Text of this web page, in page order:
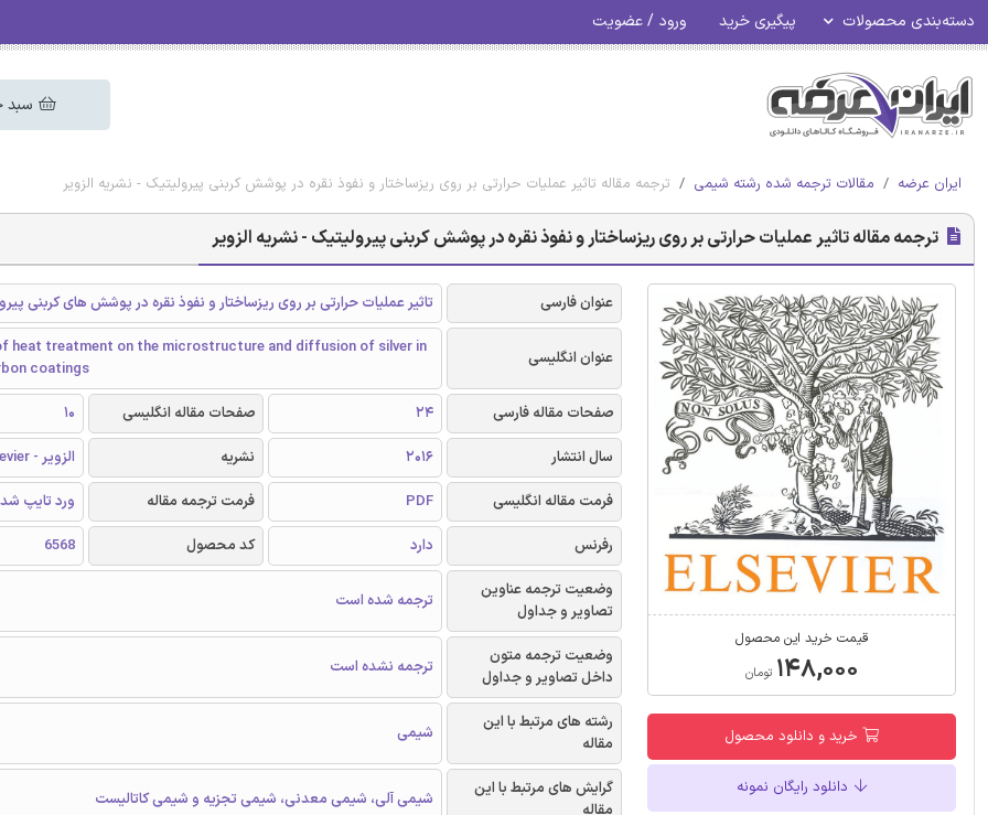
دسته‌بندی محصولات پیگیری خرید ورود / عضویت
سبد
ایران عرضه مقالات ترجمه شده رشته شیمی ترجمه مقاله تاثیر عملیات حرارتی بر روی ریزساختار و نفوذ نقره در پوشش کربنی پیرولیتیک - نشریه الزویر
ترجمه مقاله تاثیر عملیات حرارتی بر روی ریزساختار و نفوذ نقره در پوشش کربنی پیرولیتیک - نشریه الزویر
قیمت خرید این محصول
۱۴۸,۰۰۰ تومان
خرید و دانلود محصول
دانلود رایگان نمونه
عنوان فارسی تاثیر عملیات حرارتی بر روی ریزساختار و نفوذ نقره در پوشش های کربنی
عنوان انگلیسی
heat treatment on the microstructure and diffusion of silver in
coatings
صفحات مقاله فارسی
24 صفحات مقاله انگلیسی
10
سال انتشار
2016 نشریه
الزویر - Elsevier
فرمت مقاله انگلیسی
PDF فرمت ترجمه مقاله
ورد تایپ
رفرنس
دارد کد محصول
6568
وضعیت ترجمه عناوین
تصاویر و جداول
ترجمه شده است
وضعیت ترجمه متون
داخل تصاویر و جداول
ترجمه نشده است
رشته های مرتبط با این
مقاله
شیمی
گرایش های مرتبط با این
مقاله
شیمی آلی، شیمی معدنی، شیمی تجزیه و شیمی کاتالیست